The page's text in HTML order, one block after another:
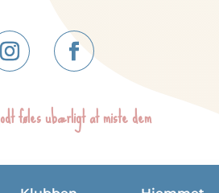
føles ubærligt at miste dem